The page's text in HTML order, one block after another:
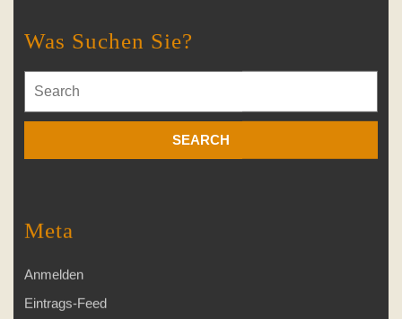
Was Suchen Sie?
for:
Meta
Anmelden
Eintrags-Feed